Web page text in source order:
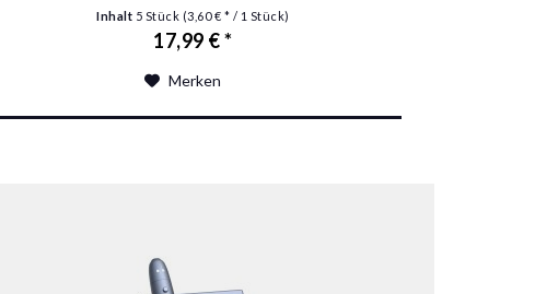
Inhalt 5 Stück (3,60 € * / 1 Stück)
17,99 € *
Merken